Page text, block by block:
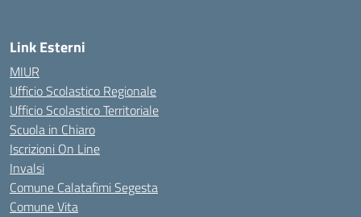
Link Esterni
MIUR
Ufficio Scolastico Regionale
Ufficio Scolastico Territoriale
Scuola in Chiaro
Iscrizioni On Line
Invalsi
Comune Calatafimi Segesta
Comune Vita